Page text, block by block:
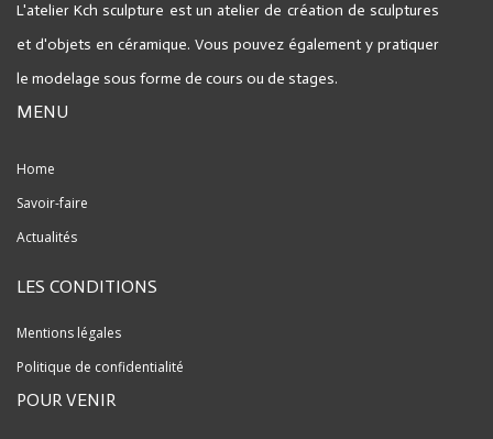
L'atelier Kch sculpture est un atelier de création de sculptures
et d'objets en céramique. Vous pouvez également y pratiquer
le modelage sous forme de cours ou de stages.
MENU
Home
Savoir-faire
Actualités
LES CONDITIONS
Mentions légales
Politique de confidentialité
POUR VENIR